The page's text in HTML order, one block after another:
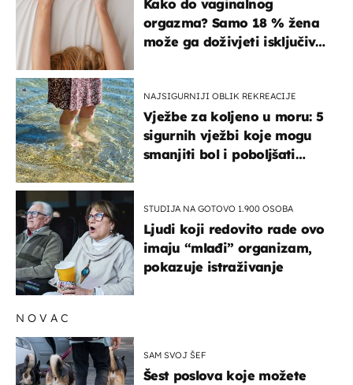
Kako do vaginalnog
orgazma? Samo 18 % žena
može ga doživjeti isključivo
NAJSIGURNIJI OBLIK REKREACIJE
Vježbe za koljeno u moru: 5
sigurnih vježbi koje mogu
smanjiti bol i poboljšati
STUDIJA NA GOTOVO 1.900 OSOBA
Ljudi koji redovito rade ovo
imaju “mlađi” organizam,
pokazuje istraživanje
NOVAC
SAM SVOJ ŠEF
Šest poslova koje možete